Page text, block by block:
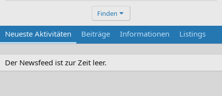
Finden
Neueste Aktivitäten Beiträge Informationen Listings
Der Newsfeed ist zur Zeit leer.